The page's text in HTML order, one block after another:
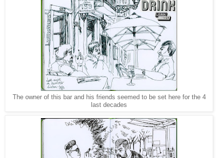
The owner of this bar and his friends seemed to be set here for the 4
last decades